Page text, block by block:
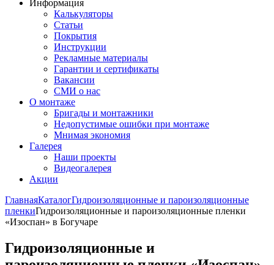
Информация
Калькуляторы
Статьи
Покрытия
Инструкции
Рекламные материалы
Гарантии и сертификаты
Вакансии
СМИ о нас
О монтаже
Бригады и монтажники
Недопустимые ошибки при монтаже
Мнимая экономия
Галерея
Наши проекты
Видеогалерея
Акции
ГлавнаяКаталогГидроизоляционные и пароизоляционные
пленкиГидроизоляционные и пароизоляционные пленки
«Изоспан» в Богучаре
Гидроизоляционные и